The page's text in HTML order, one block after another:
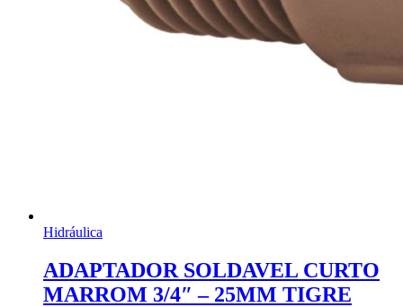
Hidráulica
ADAPTADOR SOLDAVEL CURTO
MARROM 3/4″ – 25MM TIGRE